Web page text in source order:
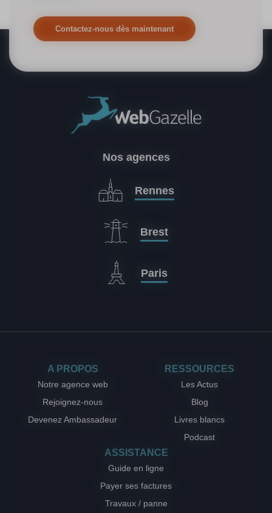
Contactez-nous dès maintenant
Nos agences
Rennes
Brest
Paris
A PROPOS
Notre agence web
Rejoignez-nous
Devenez Ambassadeur
RESSOURCES
Les Actus
Blog
Livres blancs
Podcast
ASSISTANCE
Guide en ligne
Payer ses factures
Travaux / panne